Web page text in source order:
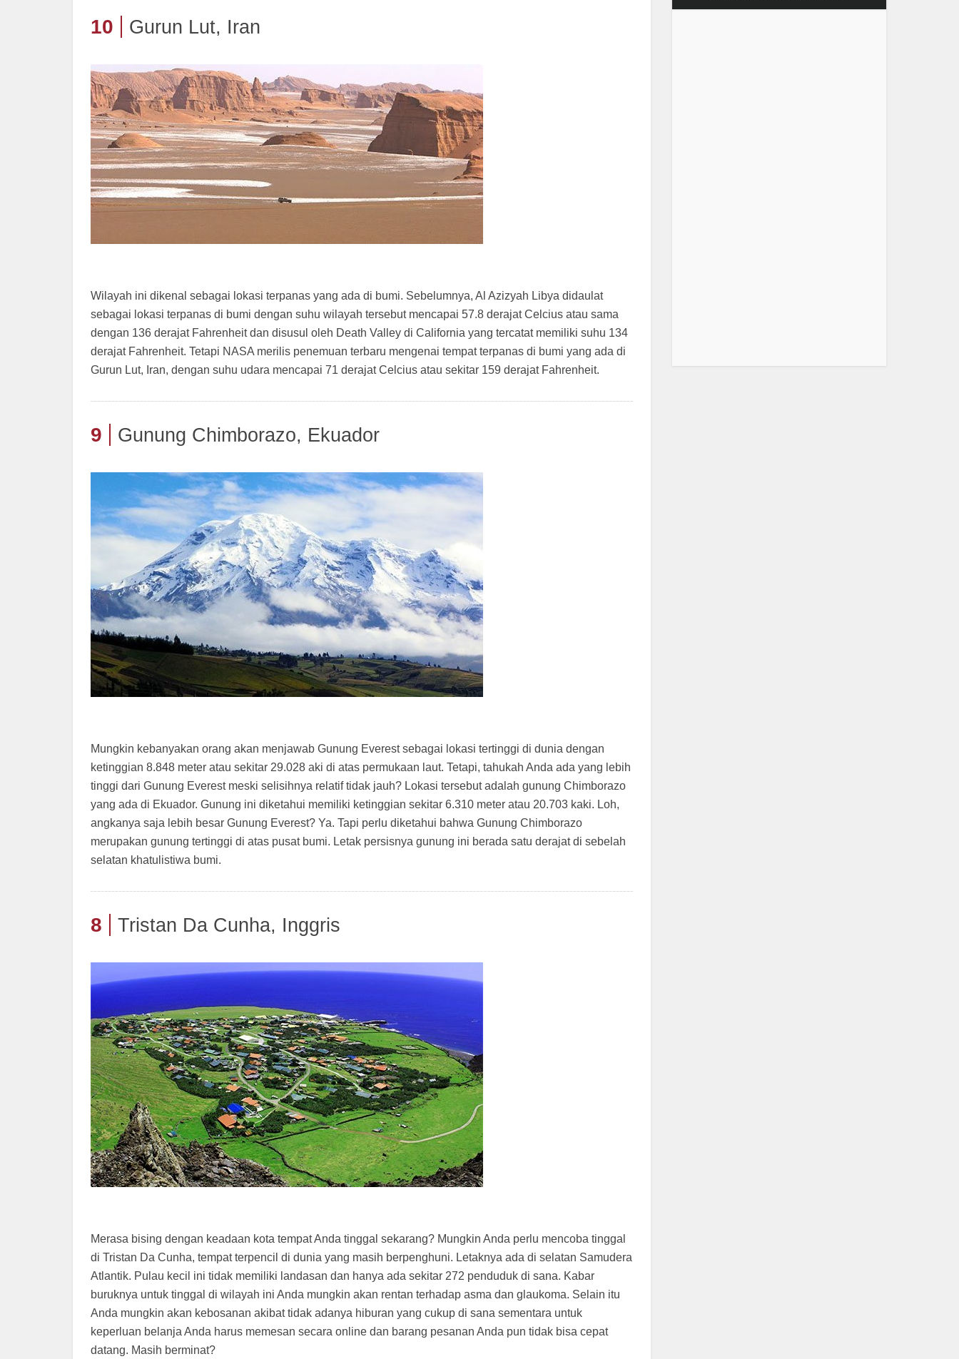
10 Gurun Lut, Iran
Wilayah ini dikenal sebagai lokasi terpanas yang ada di bumi. Sebelumnya, Al Azizyah Libya didaulat
sebagai lokasi terpanas di bumi dengan suhu wilayah tersebut mencapai 57.8 derajat Celcius atau sama
dengan 136 derajat Fahrenheit dan disusul oleh Death Valley di California yang tercatat memiliki suhu 134
derajat Fahrenheit. Tetapi NASA merilis penemuan terbaru mengenai tempat terpanas di bumi yang ada di
Gurun Lut, Iran, dengan suhu udara mencapai 71 derajat Celcius atau sekitar 159 derajat Fahrenheit.
9 Gunung Chimborazo, Ekuador
Mungkin kebanyakan orang akan menjawab Gunung Everest sebagai lokasi tertinggi di dunia dengan
ketinggian 8.848 meter atau sekitar 29.028 aki di atas permukaan laut. Tetapi, tahukah Anda ada yang lebih
tinggi dari Gunung Everest meski selisihnya relatif tidak jauh? Lokasi tersebut adalah gunung Chimborazo
yang ada di Ekuador. Gunung ini diketahui memiliki ketinggian sekitar 6.310 meter atau 20.703 kaki. Loh,
angkanya saja lebih besar Gunung Everest? Ya. Tapi perlu diketahui bahwa Gunung Chimborazo
merupakan gunung tertinggi di atas pusat bumi. Letak persisnya gunung ini berada satu derajat di sebelah
selatan khatulistiwa bumi.
8 Tristan Da Cunha, Inggris
Merasa bising dengan keadaan kota tempat Anda tinggal sekarang? Mungkin Anda perlu mencoba tinggal
di Tristan Da Cunha, tempat terpencil di dunia yang masih berpenghuni. Letaknya ada di selatan Samudera
Atlantik. Pulau kecil ini tidak memiliki landasan dan hanya ada sekitar 272 penduduk di sana. Kabar
buruknya untuk tinggal di wilayah ini Anda mungkin akan rentan terhadap asma dan glaukoma. Selain itu
Anda mungkin akan kebosanan akibat tidak adanya hiburan yang cukup di sana sementara untuk
keperluan belanja Anda harus memesan secara online dan barang pesanan Anda pun tidak bisa cepat
datang. Masih berminat?